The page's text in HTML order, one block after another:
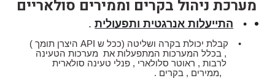
מערכת ניהול בקרים וממירים סולאריים
• התייעלות אנרגטית ותפעולית.
• קבלת יכולת בקרה ושליטה (ככל ש APIהיצרן תומך )
, בכלל המערכות המתפעלות את מערכות הטעינה
לרבות , ראוטר סלולארי , פנלי טעינה סולארית
,ממירים , בקרים .